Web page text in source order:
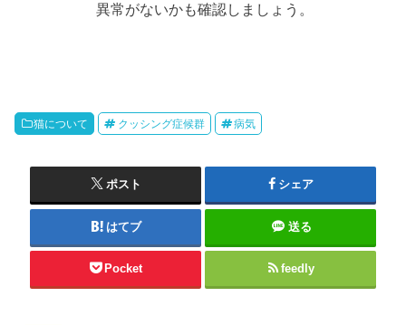
異常がないかも確認しましょう。
猫について クッシング症候群 病気
ポスト シェア
はてブ 送る
Pocket feedly